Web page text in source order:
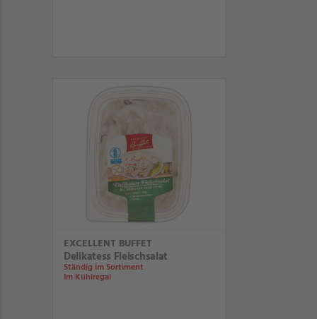
EXCELLENT BUFFET
Delikatess Fleischsalat
Ständig im Sortiment
Im Kühlregal